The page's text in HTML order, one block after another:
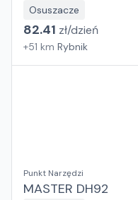
Osuszacze
82.41 zł/dzień
+51 km Rybnik
Punkt Narzędzi
MASTER DH92